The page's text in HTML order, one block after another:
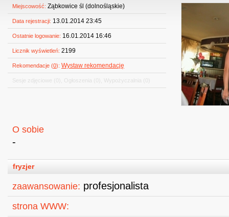
Miejscowość: Ząbkowice śl (dolnośląskie)
Data rejestracji: 13.01.2014 23:45
Ostatnie logowanie: 16.01.2014 16:46
Licznik wyświetleń: 2199
Rekomendacje (0): Wystaw rekomendację
Sesje zdjęciowe (0) Ogłoszenia (0) Wypożyczalnia (0)
O sobie
-
fryzjer
zaawansowanie: profesjonalista
strona WWW: